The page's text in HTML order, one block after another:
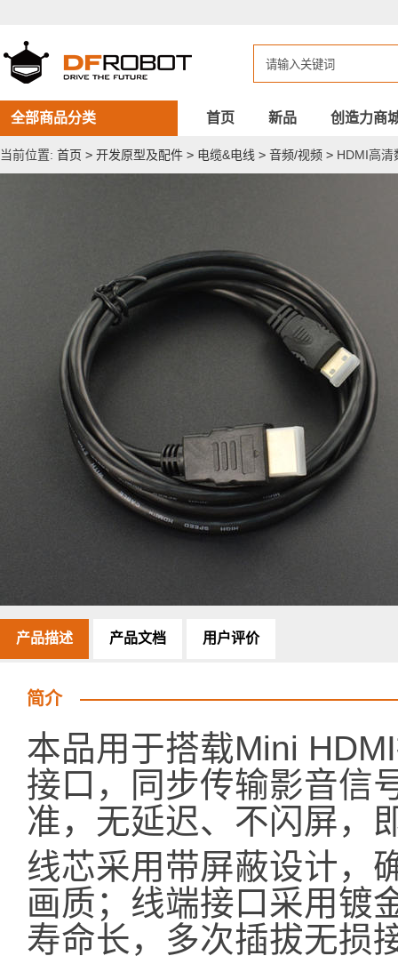
数
据
线
（标
准-
Mini
接
口）
全部商品分类 首页 新品 创造力商
当前位置: 首页 > 开发原型及配件 > 电缆&电线 > 音频/视频 > HDMI高清
产品描述 产品文档 用户评价
简介
本品用于搭载Mini
接口，同步传输影音信
准，无延迟、不闪屏，
线芯采用带屏蔽设计，
画质；线端接口采用镀
寿命长，多次插拔无损